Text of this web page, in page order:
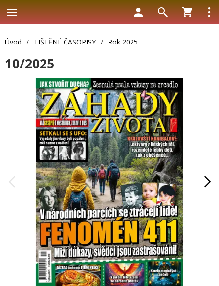
Úvod / TIŠTĚNÉ ČASOPISY / Rok 2025
10/2025